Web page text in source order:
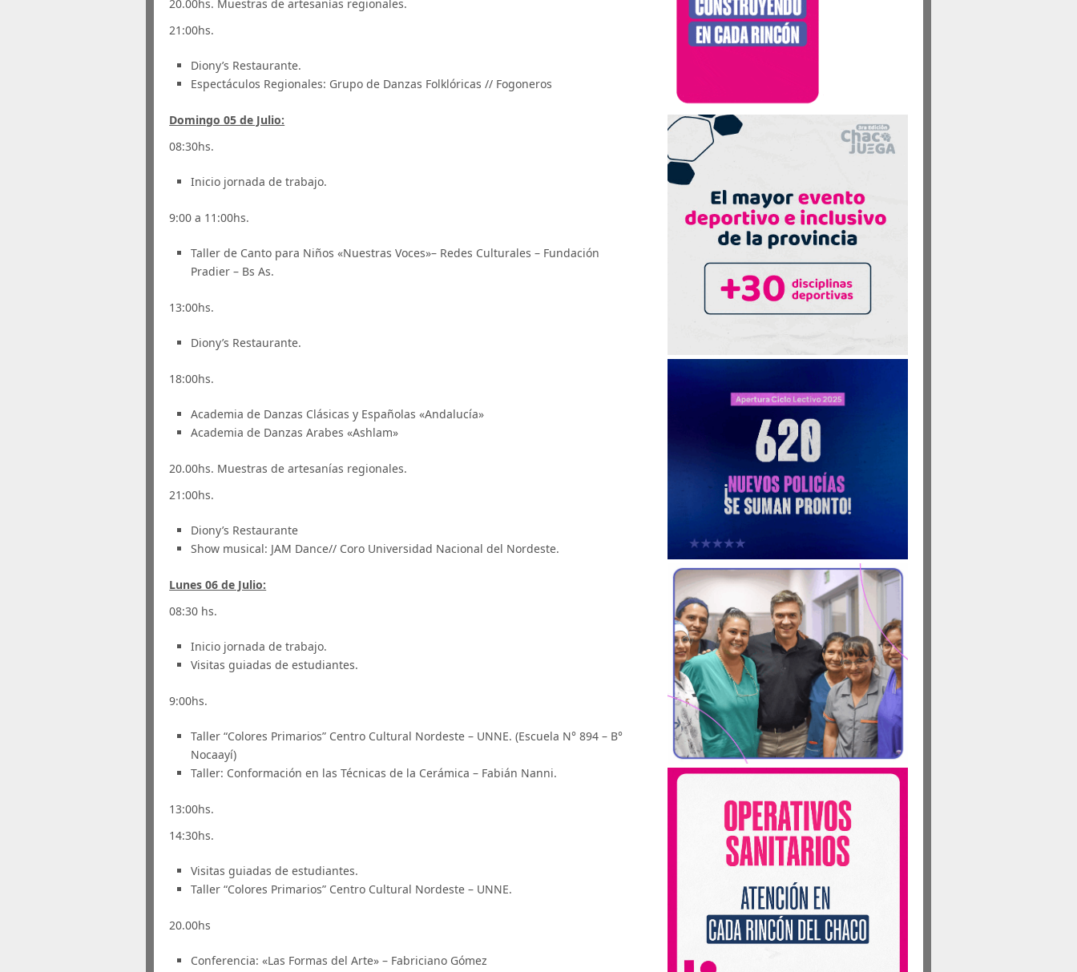
20.00hs. Muestras de artesanías regionales.
21:00hs.
Diony’s Restaurante.
Espectáculos Regionales: Grupo de Danzas Folklóricas // Fogoneros
Domingo 05 de Julio:
08:30hs.
Inicio jornada de trabajo.
9:00 a 11:00hs.
Taller de Canto para Niños «Nuestras Voces»– Redes Culturales – Fundación
Pradier – Bs As.
13:00hs.
Diony’s Restaurante.
18:00hs.
Academia de Danzas Clásicas y Españolas «Andalucía»
Academia de Danzas Arabes «Ashlam»
20.00hs. Muestras de artesanías regionales.
21:00hs.
Diony’s Restaurante
Show musical: JAM Dance// Coro Universidad Nacional del Nordeste.
Lunes 06 de Julio:
08:30 hs.
Inicio jornada de trabajo.
Visitas guiadas de estudiantes.
9:00hs.
Taller “Colores Primarios” Centro Cultural Nordeste – UNNE. (Escuela N° 894 – B°
Nocaayí)
Taller: Conformación en las Técnicas de la Cerámica – Fabián Nanni.
13:00hs.
14:30hs.
Visitas guiadas de estudiantes.
Taller “Colores Primarios” Centro Cultural Nordeste – UNNE.
20.00hs
Conferencia: «Las Formas del Arte» – Fabriciano Gómez